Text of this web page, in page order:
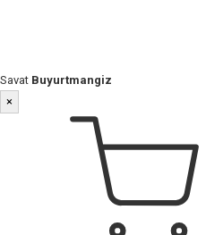
Savat Buyurtmangiz
×